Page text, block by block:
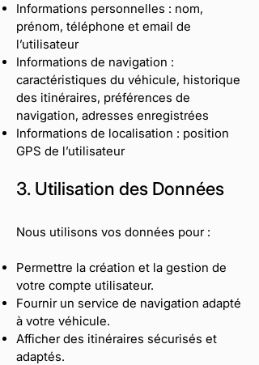
Informations personnelles : nom,
prénom, téléphone et email de
l’utilisateur
Informations de navigation :
caractéristiques du véhicule, historique
des itinéraires, préférences de
navigation, adresses enregistrées
Informations de localisation : position
GPS de l’utilisateur
3. Utilisation des Données
Nous utilisons vos données pour :
Permettre la création et la gestion de
votre compte utilisateur.
Fournir un service de navigation adapté
à votre véhicule.
Afficher des itinéraires sécurisés et
adaptés.